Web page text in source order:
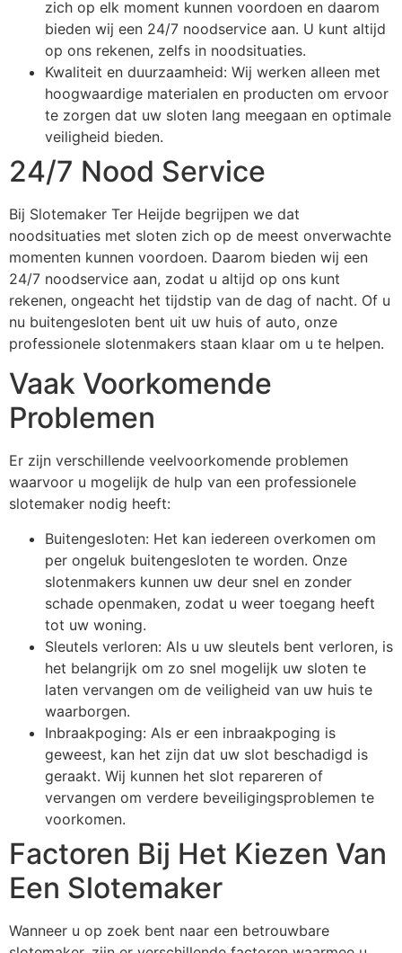
zich op elk moment kunnen voordoen en daarom
bieden wij een 24/7 noodservice aan. U kunt altijd
op ons rekenen, zelfs in noodsituaties.
Kwaliteit en duurzaamheid: Wij werken alleen met
hoogwaardige materialen en producten om ervoor
te zorgen dat uw sloten lang meegaan en optimale
veiligheid bieden.
24/7 Nood Service
Bij Slotemaker Ter Heijde begrijpen we dat
noodsituaties met sloten zich op de meest onverwachte
momenten kunnen voordoen. Daarom bieden wij een
24/7 noodservice aan, zodat u altijd op ons kunt
rekenen, ongeacht het tijdstip van de dag of nacht. Of u
nu buitengesloten bent uit uw huis of auto, onze
professionele slotenmakers staan klaar om u te helpen.
Vaak Voorkomende
Problemen
Er zijn verschillende veelvoorkomende problemen
waarvoor u mogelijk de hulp van een professionele
slotemaker nodig heeft:
Buitengesloten: Het kan iedereen overkomen om
per ongeluk buitengesloten te worden. Onze
slotenmakers kunnen uw deur snel en zonder
schade openmaken, zodat u weer toegang heeft
tot uw woning.
Sleutels verloren: Als u uw sleutels bent verloren, is
het belangrijk om zo snel mogelijk uw sloten te
laten vervangen om de veiligheid van uw huis te
waarborgen.
Inbraakpoging: Als er een inbraakpoging is
geweest, kan het zijn dat uw slot beschadigd is
geraakt. Wij kunnen het slot repareren of
vervangen om verdere beveiligingsproblemen te
voorkomen.
Factoren Bij Het Kiezen Van
Een Slotemaker
Wanneer u op zoek bent naar een betrouwbare